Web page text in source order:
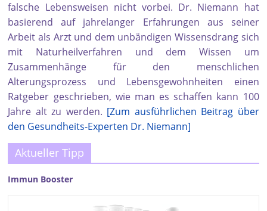
falsche Lebensweisen nicht vorbei. Dr. Niemann hat
basierend auf jahrelanger Erfahrungen aus seiner
Arbeit als Arzt und dem unbändigen Wissensdrang sich
mit Naturheilverfahren und dem Wissen um
Zusammenhänge für den menschlichen
Alterungsprozess und Lebensgewohnheiten einen
Ratgeber geschrieben, wie man es schaffen kann 100
Jahre alt zu werden. [Zum ausführlichen Beitrag über
den Gesundheits-Experten Dr. Niemann]
Aktueller Tipp
Immun Booster